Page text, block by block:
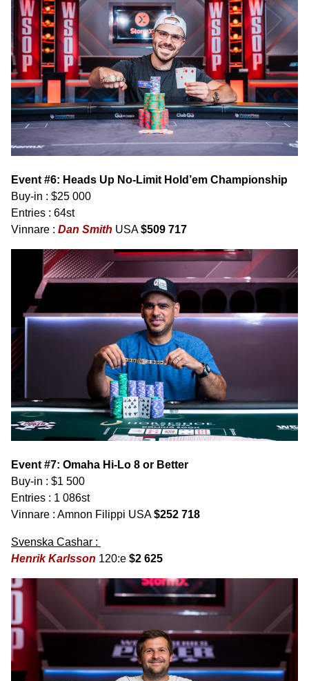
Event #6: Heads Up No-Limit Hold’em Championship
Buy-in : $25 000
Entries : 64st
Vinnare : Dan Smith USA$509 717
Event #7: Omaha Hi-Lo 8 or Better
Buy-in : $1 500
Entries : 1 086st
Vinnare : Amnon Filippi USA$252 718
Svenska Cashar :
Henrik Karlsson 120:e $2 625